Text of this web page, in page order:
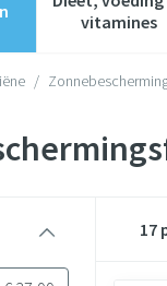
voor
vitamines
Toon
/
17